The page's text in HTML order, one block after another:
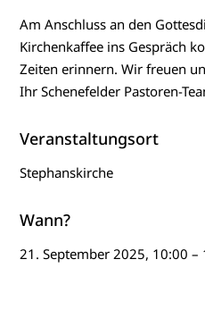
Am Anschluss an den
Kirchenkaffee ins Gespräch
Zeiten erinnern. Wir freuen
Ihr Schenefelder Pastoren-
Veranstaltungsort
Stephanskirche
Wann?
21. September 2025, 10:00 –